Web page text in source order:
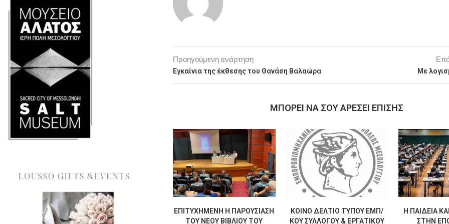
Προηγούμενη ανάρτηση
Εγκαίνια της έκθεσης του Θανάση Βαλαώρα Με
MΠΟΡΕΊ ΝΑ ΣΟΥ ΑΡΈΣΕΙ ΕΠΊΣΗΣ
ΕΠΙΤΥΧΗΜΈΝΗ Η ΠΑΡΟΥΣΊΑΣΗ
ΤΟΥ ΝΈΟΥ ΒΙΒΛΊΟΥ ΤΟΥ
ΚΟΙΝΌ ΔΕΛΤΊΟ ΤΎΠΟΥ ΕΜΠ/
ΚΟΎ ΣΥΛΛΌΓΟΥ & ΕΡΓΑΤΙΚΟΎ
Η ΠΑΙΔΕΊΑ
ΣΤΗΝ